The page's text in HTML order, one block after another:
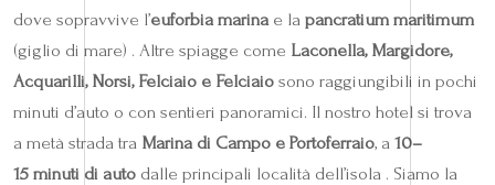
dove sopravvive l’euforbia marinae la pancratium maritimum
(giglio di mare) . Altre spiagge come Laconella, Margidore,
Acquarilli, Norsi, Felciaio e Felciaio sono raggiungibili in pochi
minuti d’auto o con sentieri panoramici. Il nostro hotel si trova
a metà strada tra Marina di Campo e Portoferraio, a 10–
15 minuti di auto dalle principali località dell’isola . Siamo la